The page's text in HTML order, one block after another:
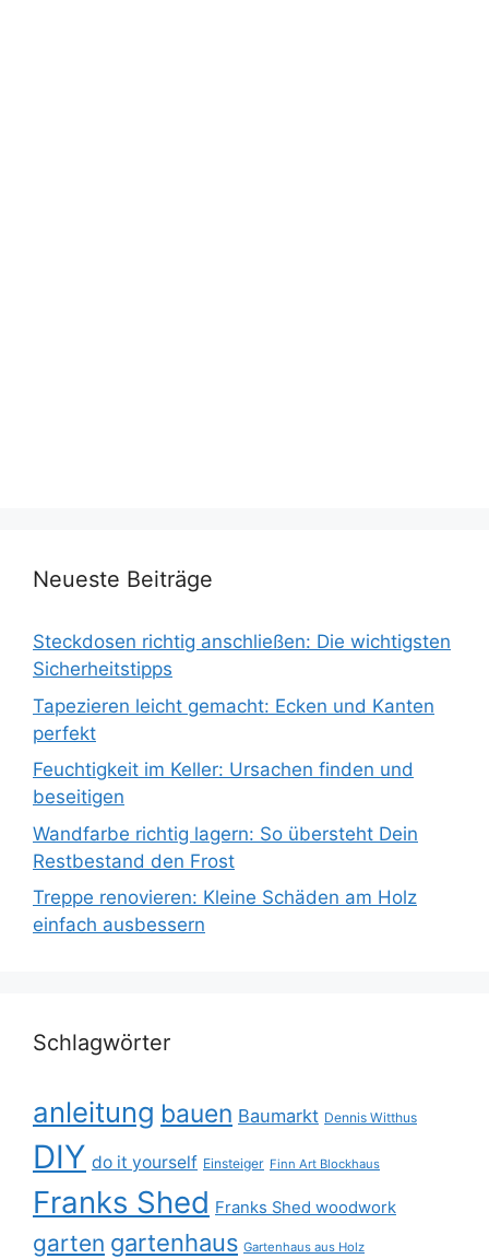
Neueste Beiträge
Steckdosen richtig anschließen: Die wichtigsten
Sicherheitstipps
Tapezieren leicht gemacht: Ecken und Kanten
perfekt
Feuchtigkeit im Keller: Ursachen finden und
beseitigen
Wandfarbe richtig lagern: So übersteht Dein
Restbestand den Frost
Treppe renovieren: Kleine Schäden am Holz
einfach ausbessern
Schlagwörter
anleitung bauen Baumarkt Dennis Witthus
DIY do it yourself Einsteiger Finn Art Blockhaus
Franks Shed Franks Shed woodwork
garten gartenhaus Gartenhaus aus Holz